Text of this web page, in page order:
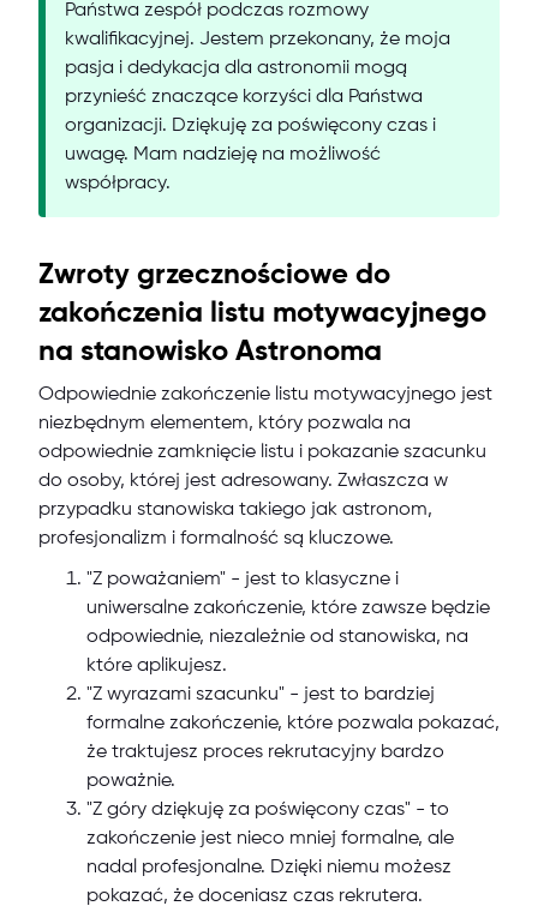
Państwa zespół podczas rozmowy
kwalifikacyjnej. Jestem przekonany, że moja
pasja i dedykacja dla astronomii mogą
przynieść znaczące korzyści dla Państwa
organizacji. Dziękuję za poświęcony czas i
uwagę. Mam nadzieję na możliwość
współpracy.
Zwroty grzecznościowe do
zakończenia listu motywacyjnego
na stanowisko Astronoma
Odpowiednie zakończenie listu motywacyjnego jest
niezbędnym elementem, który pozwala na
odpowiednie zamknięcie listu i pokazanie szacunku
do osoby, której jest adresowany. Zwłaszcza w
przypadku stanowiska takiego jak astronom,
profesjonalizm i formalność są kluczowe.
"Z poważaniem" - jest to klasyczne i
uniwersalne zakończenie, które zawsze będzie
odpowiednie, niezależnie od stanowiska, na
które aplikujesz.
"Z wyrazami szacunku" - jest to bardziej
formalne zakończenie, które pozwala pokazać,
że traktujesz proces rekrutacyjny bardzo
poważnie.
"Z góry dziękuję za poświęcony czas" - to
zakończenie jest nieco mniej formalne, ale
nadal profesjonalne. Dzięki niemu możesz
pokazać, że doceniasz czas rekrutera.